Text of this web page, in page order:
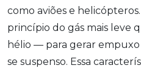
como aviões e
princípio do gás mais leve
hélio — para gerar
se suspenso. Essa